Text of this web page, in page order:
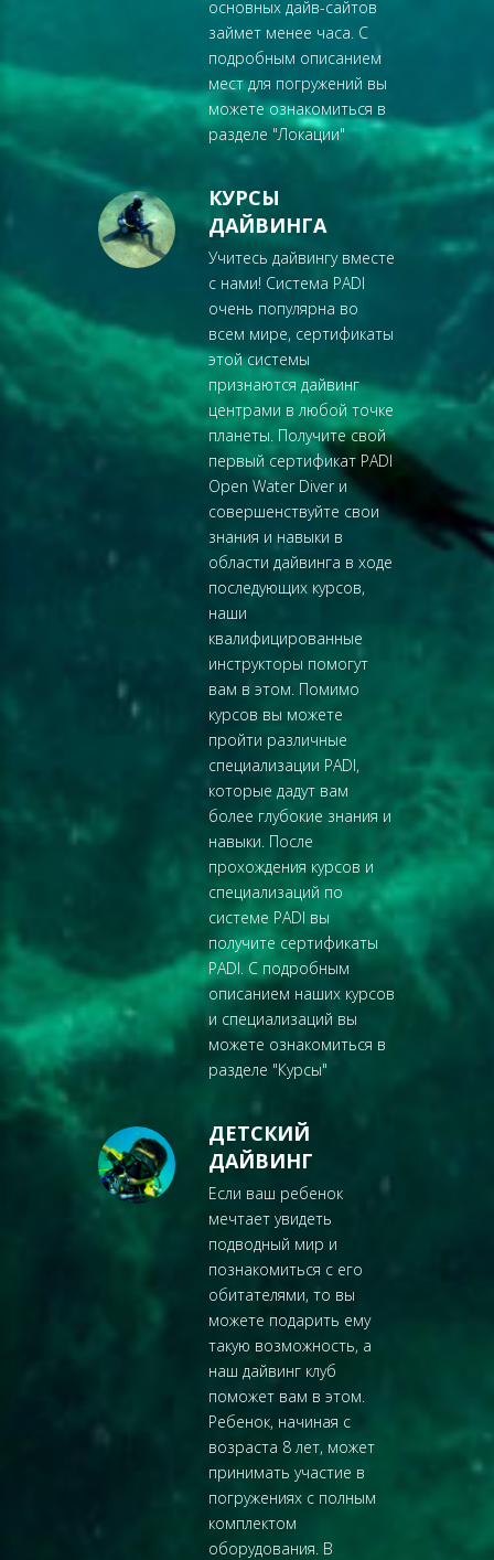
основных дайв-сайтов
займет менее часа. С
подробным описанием
мест для погружений вы
можете ознакомиться в
разделе "Локации"
КУРСЫ
ДАЙВИНГА
Учитесь дайвингу вместе
с нами! Система PADI
очень популярна во
всем мире, сертификаты
этой системы
признаются дайвинг
центрами в любой точке
планеты. Получите свой
первый сертификат PADI
Open Water Diver и
совершенствуйте свои
знания и навыки в
области дайвинга в ходе
последующих курсов,
наши
квалифицированные
инструкторы помогут
вам в этом. Помимо
курсов вы можете
пройти различные
специализации PADI,
которые дадут вам
более глубокие знания и
навыки. После
прохождения курсов и
специализаций по
системе PADI вы
получите сертификаты
PADI. С подробным
описанием наших курсов
и специализаций вы
можете ознакомиться в
разделе "Курсы"
ДЕТСКИЙ
ДАЙВИНГ
Если ваш ребенок
мечтает увидеть
подводный мир и
познакомиться с его
обитателями, то вы
можете подарить ему
такую возможность, а
наш дайвинг клуб
поможет вам в этом.
Ребенок, начиная с
возраста 8 лет, может
принимать участие в
погружениях с полным
комплектом
оборудования. В